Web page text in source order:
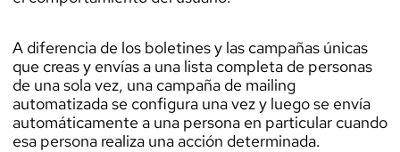
A diferencia de los boletines y las campañas únicas
que creas y envías a una lista completa de personas
de una sola vez, una campaña de mailing
automatizada se configura una vez y luego se envía
automáticamente a una persona en particular cuando
esa persona realiza una acción determinada.